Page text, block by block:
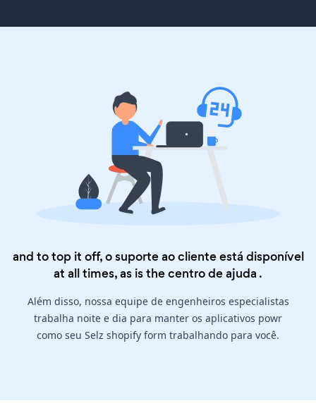
and to top it off, o suporte ao cliente está disponível
at all times, as is thecentro de ajuda .
Além disso, nossa equipe de engenheiros especialistas
trabalha noite e dia para manter os aplicativos powr
como seu Selz shopify form trabalhando para você.